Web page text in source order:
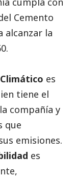
Cemento
alcanzar la
es
tiene el
compañía y
que
emisiones.
es